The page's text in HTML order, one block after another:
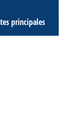
principales